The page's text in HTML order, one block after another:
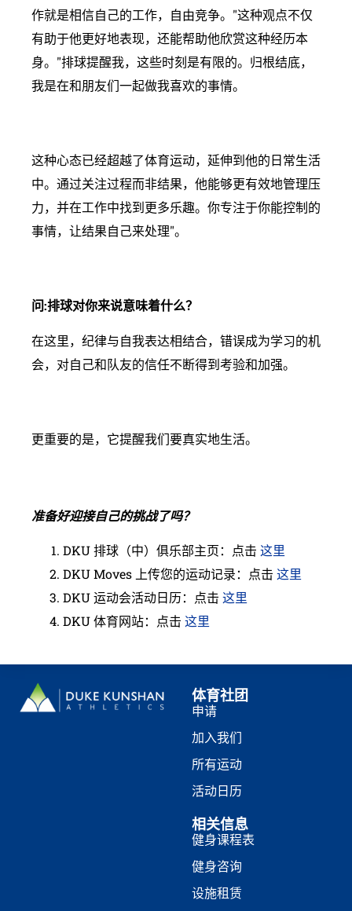
作就是相信自己的工作，自由竞争。"这种观点不仅
有助于他更好地表现，还能帮助他欣赏这种经历本
身。"排球提醒我，这些时刻是有限的。归根结底，
我是在和朋友们一起做我喜欢的事情。
这种心态已经超越了体育运动，延伸到他的日常生活
中。通过关注过程而非结果，他能够更有效地管理压
力，并在工作中找到更多乐趣。你专注于你能控制的
事情，让结果自己来处理"。
问:排球对你来说意味着什么？
在这里，纪律与自我表达相结合，错误成为学习的机
会，对自己和队友的信任不断得到考验和加强。
更重要的是，它提醒我们要真实地生活。
准备好迎接自己的挑战了吗？
DKU 排球（中）俱乐部主页：点击 这里
DKU Moves 上传您的运动记录：点击 这里
DKU 运动会活动日历：点击 这里
DKU 体育网站：点击 这里
体育社团
申请
加入我们
所有运动
活动日历
相关信息
健身课程表
健身咨询
设施租赁